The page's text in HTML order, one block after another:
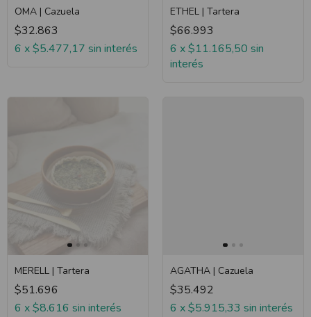
OMA | Cazuela
$32.863
6 x$5.477,17 sin interés
ETHEL | Tartera
$66.993
6 x$11.165,50 sin
interés
MERELL | Tartera
$51.696
6 x$8.616 sin interés
AGATHA | Cazuela
$35.492
6 x$5.915,33 sin interés